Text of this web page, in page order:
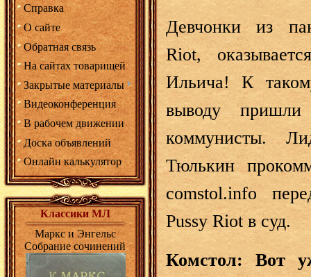
Справка
О сайте
Обратная связь
На сайтах товарищей
Закрытые материалы
Видеоконференция
В рабочем движении
Доска объявлений
Онлайн калькулятор
Классики МЛ
Маркс и Энгельс
Собрание сочинений
Девчонки из
Riot,
Ильича! К
выводу пришли
коммунисты.
Тюлькин
comstol.info
Pussy Riot в суд.
Комстол: Вот